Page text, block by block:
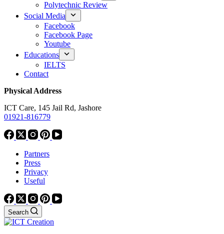
Polytechnic Review
Social Media
Facebook
Facebook Page
Youtube
Educations
IELTS
Contact
Physical Address
ICT Care, 145 Jail Rd, Jashore
01921-816779
Partners
Press
Privacy
Useful
Search